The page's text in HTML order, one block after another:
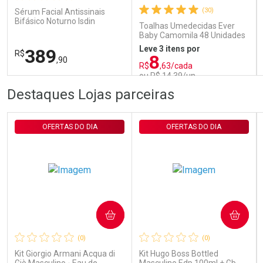
Sérum Facial Antissinais
Bifásico Noturno Isdin
R$389,90
FECHAR
Laboratório
Comprar sem Desconto
FECHAR
Por Menos
Comprar sem Desconto
(30)
Toalhas Umedecidas Ever
Baby Camomila 48 Unidades
Leve 3 itens por
R$8,63/cada
ou R$ 14,39/un
Comprar sem Desconto
Por Menos
Comprar sem Desconto
Destaques Lojas parceiras
(0)
Kit Giorgio Armani Acqua di
OFERTAS DO DIA
COMPRAR
(0)
Kit Hugo Boss Bottled
OFERTAS DO DIA
COMPRAR